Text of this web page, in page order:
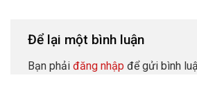
Để lại một bình luận
Bạn phải đăng nhập để gửi bình